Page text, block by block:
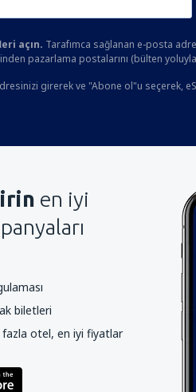
açın. Tarafımca sağlanan e-posta
pazarlama postalarını (bülten
girerek ve "Abone ol"u seçerek,
en iyi
biletleri
otel, en iyi fiyatlar